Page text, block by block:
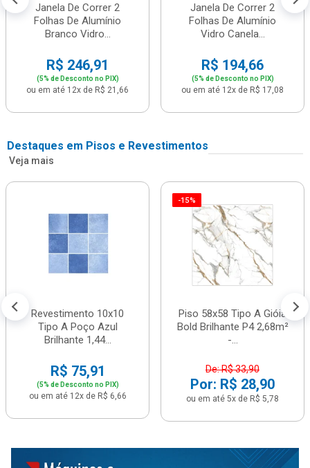
Janela De Correr 2
Folhas De Alumínio
Branco Vidro...
R$ 246,91
(5% de Desconto no PIX)
ou em até 12x de R$ 21,66
Janela De Correr 2
Folhas De Alumínio
Vidro Canela...
R$ 194,66
(5% de Desconto no PIX)
ou em até 12x de R$ 17,08
Destaques em Pisos e Revestimentos
Veja mais
Revestimento 10x10
Tipo A Poço Azul
Brilhante 1,44...
R$ 75,91
(5% de Desconto no PIX)
ou em até 12x de R$ 6,66
-15%
Piso 58x58 Tipo A Gióia
Bold Brilhante P4 2,68m²
-...
De: R$ 33,90
Por: R$ 28,90
ou em até 5x de R$ 5,78